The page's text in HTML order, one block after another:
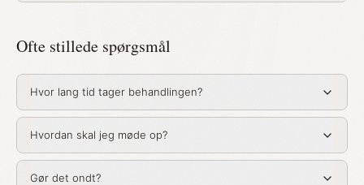
Ofte stillede spørgsmål
Hvor lang tid tager behandlingen?
Hvordan skal jeg møde op?
Gør det ondt?